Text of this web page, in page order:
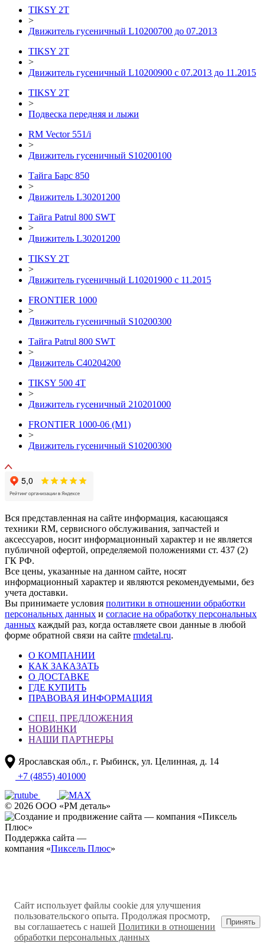
TIKSY 2T
>
Движитель гусеничный L10200700 до 07.2013
TIKSY 2T
>
Движитель гусеничный L10200900 с 07.2013 до 11.2015
TIKSY 2T
>
Подвеска передняя и лыжи
RM Vector 551/i
>
Движитель гусеничный S10200100
Тайга Барс 850
>
Движитель L30201200
Тайга Patrul 800 SWT
>
Движитель L30201200
TIKSY 2T
>
Движитель гусеничный L10201900 с 11.2015
FRONTIER 1000
>
Движитель гусеничный S10200300
Тайга Patrul 800 SWT
>
Движитель С40204200
TIKSY 500 4T
>
Движитель гусеничный 210201000
FRONTIER 1000-06 (М1)
>
Движитель гусеничный S10200300
Вся представленная на сайте информация, касающаяся
техники RM, сервисного обслуживания, запчастей и
аксессуаров, носит информационный характер и не является
публичной офертой, определяемой положениями ст. 437 (2)
ГК РФ.
Все цены, указанные на данном сайте, носят
информационный характер и являются рекомендуемыми, без
учета доставки.
Вы принимаете условия политики в отношении обработки
персональных данных и согласие на обработку персональных
данных каждый раз, когда оставляете свои данные в любой
форме обратной связи на сайте rmdetal.ru.
О КОМПАНИИ
КАК ЗАКАЗАТЬ
О ДОСТАВКЕ
ГДЕ КУПИТЬ
ПРАВОВАЯ ИНФОРМАЦИЯ
СПЕЦ. ПРЕДЛОЖЕНИЯ
НОВИНКИ
НАШИ ПАРТНЕРЫ
Ярославская обл., г. Рыбинск, ул. Целинная, д. 14
+7 (4855) 401000
© 2026 ООО «РМ деталь»
Поддержка сайта —
компания «Пиксель Плюс»
Сайт использует файлы cookie для улучшения
пользовательского опыта. Продолжая просмотр,
вы соглашаетесь с нашейПолитики в отношении
обработки персональных данных
Принять